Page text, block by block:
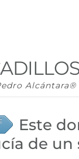
Este
de un